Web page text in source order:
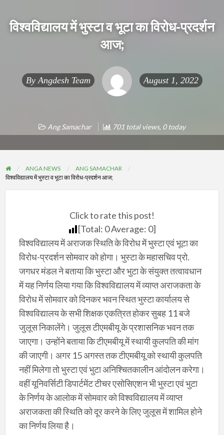
विश्वविद्यालय में भुस्टा व भूटा का विरोध-प्रदर्शन
आज;
By Angdesh Team August 1, 2022
Ang Samachar 701 total views, 0 today
ANGA NEWS
ANG SAMACHAR
विश्वविद्यालय में भुस्टा व भूटा का विरोध-प्रदर्शन आज;
Click to rate this post!
[Total: 0Average: 0]
विश्वविद्यालय में अराजक स्थिति के विरोध में भुस्टा एवं भूटा का
विरोध-प्रदर्शन सोमवार को होगा। भुस्टा के महासचिव प्रो.
जगधर मंडल ने बताया कि भुस्टा और भुटा के संयुक्त तत्वावधान
में यह निर्णय लिया गया कि विश्वविद्यालय में व्याप्त अराजकता के
विरोध में सोमवार को दिनकर भवन स्थित भुस्टा कार्यालय से
विश्वविद्यालय के सभी शिक्षक एकत्रित होकर सुबह 11 बजे
जुलूस निकालेंगे। जुलूस टीएमबीयू के प्रशासनिक भवन तक
जाएगा। उन्होंने बताया कि टीएमबीयू में स्थायी कुलपति की मांग
की जाएगी। अगर 15 अगस्त तक टीएमबीयू को स्थायी कुलपति
नहीं मिलेगा तो भुस्टा एवं भुटा अनिश्चितकालीन आंदोलन करेगा।
वहीं यूनिवर्सिटी डिपार्टमेंट टीचर एसोसिएशन भी भुस्टा एवं भुटा
के निर्णय के आलोक में सोमवार को विश्वविद्यालय में व्याप्त
अराजकता की स्थिति को दूर करने के लिए जुलूस में शामिल होने
का निर्णय लिया है।